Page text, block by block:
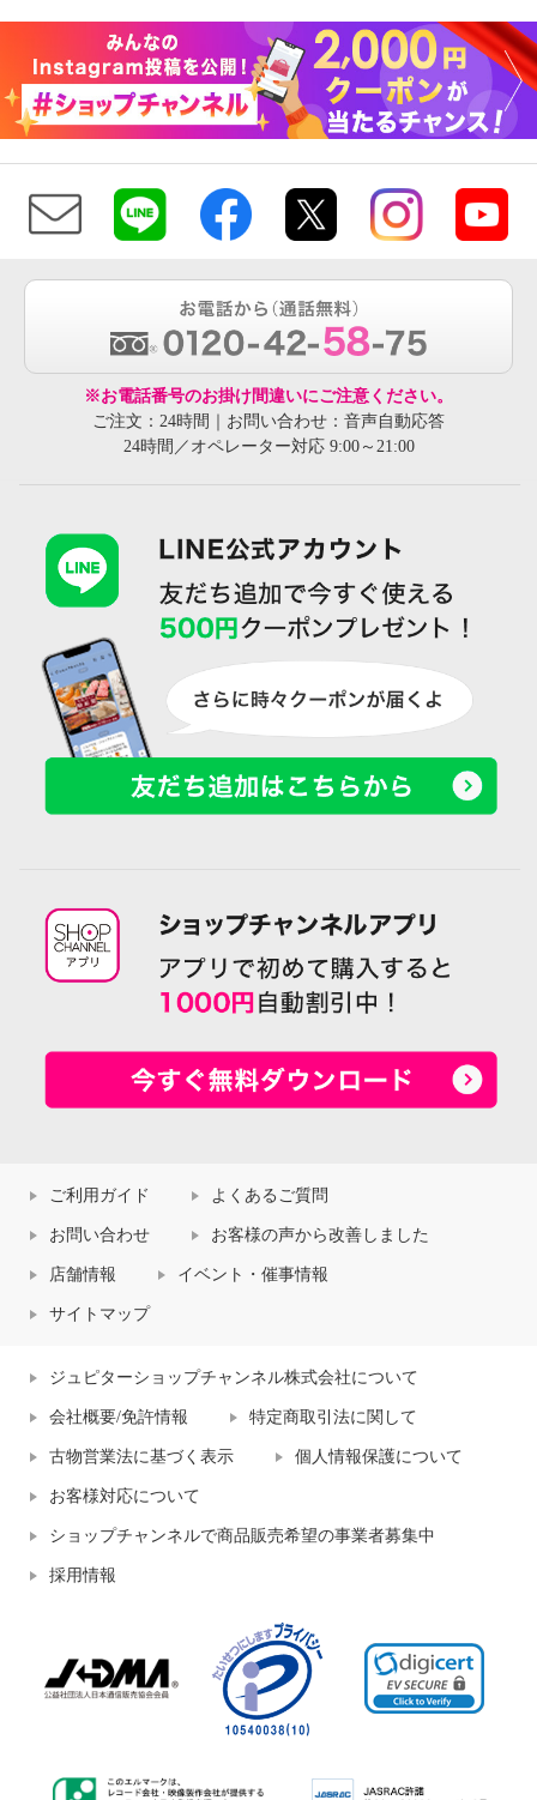
※お電話番号のお掛け間違いにご注意ください。
ご注文：24時間｜お問い合わせ：音声自動応答
24時間／オペレーター対応 9:00～21:00
ご利用ガイド よくあるご質問
お問い合わせ お客様の声から改善しました
店舗情報 イベント・催事情報
サイトマップ
ジュピターショップチャンネル株式会社について
会社概要/免許情報 特定商取引法に関して
古物営業法に基づく表示 個人情報保護について
お客様対応について
ショップチャンネルで商品販売希望の事業者募集中
採用情報